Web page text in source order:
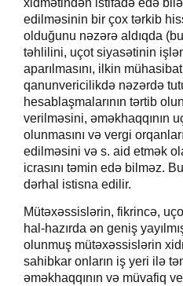
edilməsinin bir çox tərkib
olduğunu nəzərə aldıqda
təhlilini, uçot siyasətinin
aparılmasını, ilkin
qanunvericilikdə nəzərdə
hesablaşmalarının tərtib
verilməsini, əməkhaqqının
olunmasını və vergi
edilməsini və s. aid etmək
icrasını təmin edə bilməz.
dərhal istisna edilir.
Mütəxəssislərin, fikrincə, u
hal-hazırda ən geniş
olunmuş mütəxəssislərin
sahibkar onların iş yeri ilə
əməkhaqqının və müvafiq